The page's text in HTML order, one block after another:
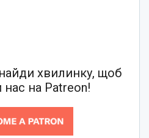
хвилинку, щоб
нас на Patreon!